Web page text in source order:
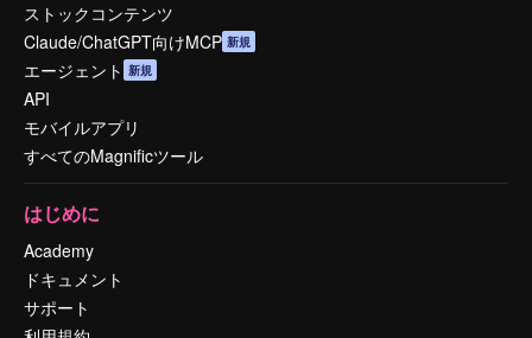
ストックコンテンツ
Claude/ChatGPT向けMCP 新規
エージェント 新規
API
モバイルアプリ
すべてのMagnificツール
はじめに
Academy
ドキュメント
サポート